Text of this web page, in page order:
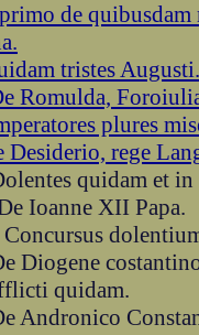
de
tristes Augusti.
Romulda,
plures
Desiderio, rege
quidam et in
Ioanne XII Papa.
Diogene
quidam.
Andronico